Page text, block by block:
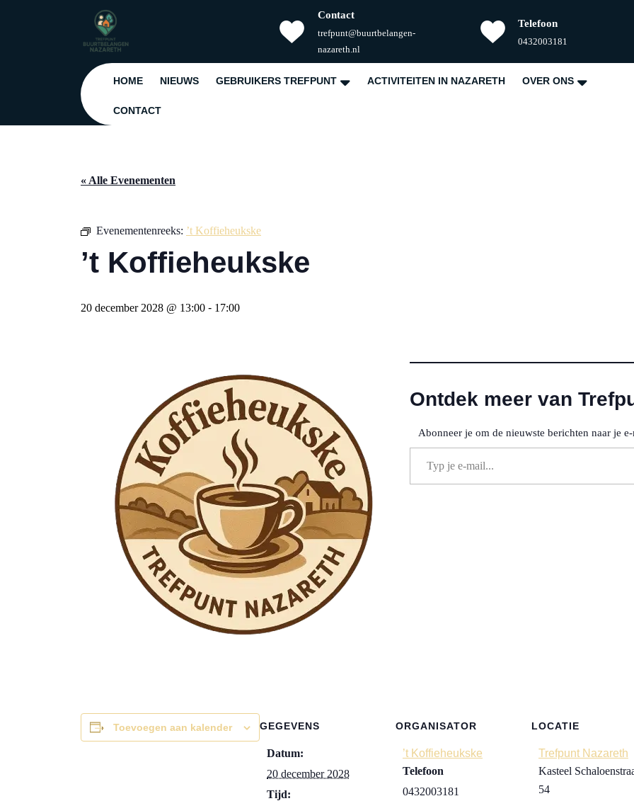
Contact
trefpunt@buurtbelangen-
nazareth.nlE-
mail
Telefoon
0432003181
HOME NIEUWS GEBRUIKERS TREFPUNT ACTIVITEITEN IN NAZARETH OVER ONS
CONTACT
« Alle Evenementen
Evenementenreeks: ’t Koffieheukske
’t Koffieheukske
20 december 2028 @ 13:00 - 17:00
Ontdek meer van
Abonneer je om de nieuwste berichten naar je
Typ je e-mail...
Toevoegen aan kalender GEGEVENS
Datum:
20 december 2028
Tijd:
ORGANISATOR
’t Koffieheukske
Telefoon
0432003181
LOCATIE
Trefpunt Nazareth
Kasteel
54